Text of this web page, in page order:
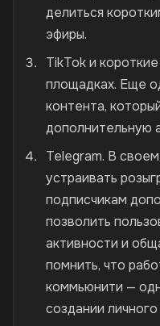
делиться
эфиры.
TikTok и
площадках. Еще
контента,
дополнительную
Telegram. В
устраивать
подписчикам
позволить
активности и
помнить, что
коммьюнити —
создании